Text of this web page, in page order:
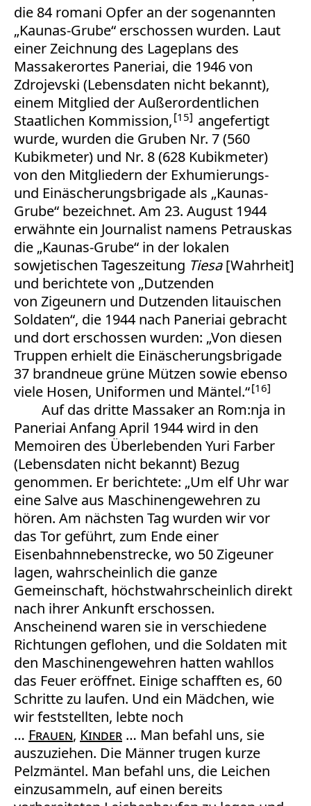
die 84 romani Opfer an der sogenannten
„Kaunas-Grube“ erschossen wurden. Laut
einer Zeichnung des Lageplans des
Massakerortes Paneriai, die 1946 von
Zdrojevski (Lebensdaten nicht bekannt),
einem Mitglied der Außerordentlichen
Staatlichen Kommission, 15
angefertigt
wurde, wurden die Gruben Nr. 7 (560
Kubikmeter) und Nr. 8 (628 Kubikmeter)
von den Mitgliedern der Exhumierungs-
und Einäscherungsbrigade als „Kaunas-
Grube“ bezeichnet. Am 23. August 1944
erwähnte ein Journalist namens Petrauskas
die „Kaunas-Grube“ in der lokalen
sowjetischen Tageszeitung Tiesa[Wahrheit]
und berichtete von „Dutzenden
von Zigeunern und Dutzenden litauischen
Soldaten“, die 1944 nach Paneriai gebracht
und dort erschossen wurden: „Von diesen
Truppen erhielt die Einäscherungsbrigade
37 brandneue grüne Mützen sowie ebenso
viele Hosen, Uniformen und Mäntel.“ 16
Auf das dritte Massaker an Rom:nja in
Paneriai Anfang April 1944 wird in den
Memoiren des Überlebenden Yuri Farber
(Lebensdaten nicht bekannt) Bezug
genommen. Er berichtete: „Um elf Uhr war
eine Salve aus Maschinengewehren zu
hören. Am nächsten Tag wurden wir vor
das Tor geführt, zum Ende einer
Eisenbahnnebenstrecke, wo 50 Zigeuner
lagen, wahrscheinlich die ganze
Gemeinschaft, höchstwahrscheinlich direkt
nach ihrer Ankunft erschossen.
Anscheinend waren sie in verschiedene
Richtungen geflohen, und die Soldaten mit
den Maschinengewehren hatten wahllos
das Feuer eröffnet. Einige schafften es, 60
Schritte zu laufen. Und ein Mädchen, wie
wir feststellten, lebte noch
… Frauen, Kinder … Man befahl uns, sie
auszuziehen. Die Männer trugen kurze
Pelzmäntel. Man befahl uns, die Leichen
einzusammeln, auf einen bereits